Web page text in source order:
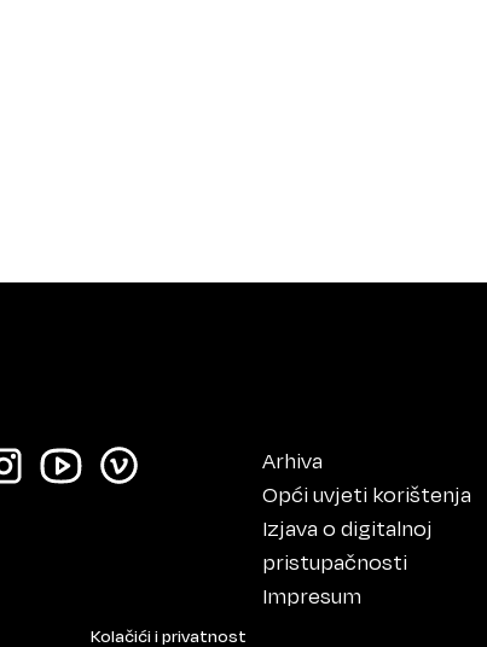
Arhiva
Opći uvjeti korištenja
Izjava o digitalnoj
pristupačnosti
Impresum
Kolačići i privatnost